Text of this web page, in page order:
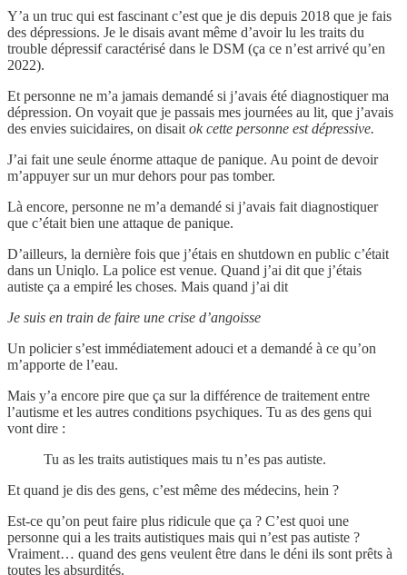
Y’a un truc qui est fascinant c’est que je dis depuis 2018 que je fais
des dépressions. Je le disais avant même d’avoir lu les traits du
trouble dépressif caractérisé dans le DSM (ça ce n’est arrivé qu’en
2022).
Et personne ne m’a jamais demandé si j’avais été diagnostiquer ma
dépression. On voyait que je passais mes journées au lit, que j’avais
des envies suicidaires, on disait ok cette personne est dépressive.
J’ai fait une seule énorme attaque de panique. Au point de devoir
m’appuyer sur un mur dehors pour pas tomber.
Là encore, personne ne m’a demandé si j’avais fait diagnostiquer
que c’était bien une attaque de panique.
D’ailleurs, la dernière fois que j’étais en shutdown en public c’était
dans un Uniqlo. La police est venue. Quand j’ai dit que j’étais
autiste ça a empiré les choses. Mais quand j’ai dit
Je suis en train de faire une crise d’angoisse
Un policier s’est immédiatement adouci et a demandé à ce qu’on
m’apporte de l’eau.
Mais y’a encore pire que ça sur la différence de traitement entre
l’autisme et les autres conditions psychiques. Tu as des gens qui
vont dire :
Tu as les traits autistiques mais tu n’es pas autiste.
Et quand je dis des gens, c’est même des médecins, hein ?
Est-ce qu’on peut faire plus ridicule que ça ? C’est quoi une
personne qui a les traits autistiques mais qui n’est pas autiste ?
Vraiment… quand des gens veulent être dans le déni ils sont prêts à
toutes les absurdités.